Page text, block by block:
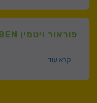
פוראור ויטמין FOREVER ABSORBEN
קרא עוד